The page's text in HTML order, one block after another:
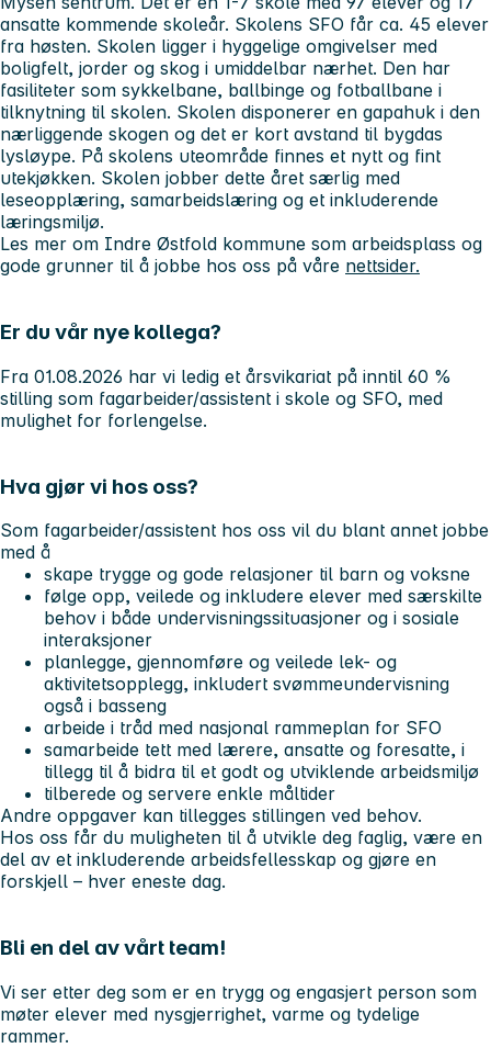
ansatte kommende skoleår. Skolens SFO får ca. 45 elever
fra høsten. Skolen ligger i hyggelige omgivelser med
boligfelt, jorder og skog i umiddelbar nærhet. Den har
fasiliteter som sykkelbane, ballbinge og fotballbane i
tilknytning til skolen. Skolen disponerer en gapahuk i den
nærliggende skogen og det er kort avstand til bygdas
lysløype. På skolens uteområde finnes et nytt og fint
utekjøkken. Skolen jobber dette året særlig med
leseopplæring, samarbeidslæring og et inkluderende
læringsmiljø.
Les mer om Indre Østfold kommune som arbeidsplass og
gode grunner til å jobbe hos oss på våre nettsider.
Er du vår nye kollega?
Fra 01.08.2026 har vi ledig et årsvikariat på inntil 60 %
stilling som fagarbeider/assistent i skole og SFO, med
mulighet for forlengelse.
Hva gjør vi hos oss?
Som fagarbeider/assistent hos oss vil du blant annet jobbe
med å
skape trygge og gode relasjoner til barn og voksne
følge opp, veilede og inkludere elever med særskilte
behov i både undervisningssituasjoner og i sosiale
interaksjoner
planlegge, gjennomføre og veilede lek- og
aktivitetsopplegg, inkludert svømmeundervisning
også i basseng
arbeide i tråd med nasjonal rammeplan for SFO
samarbeide tett med lærere, ansatte og foresatte, i
tillegg til å bidra til et godt og utviklende arbeidsmiljø
tilberede og servere enkle måltider
Andre oppgaver kan tillegges stillingen ved behov.
Hos oss får du muligheten til å utvikle deg faglig, være en
del av et inkluderende arbeidsfellesskap og gjøre en
forskjell – hver eneste dag.
Bli en del av vårt team!
Vi ser etter deg som er en trygg og engasjert person som
møter elever med nysgjerrighet, varme og tydelige
rammer.